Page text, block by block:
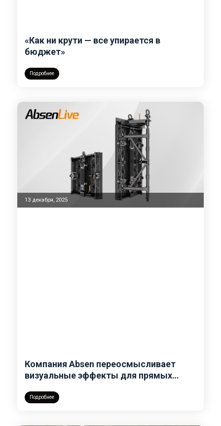
«Как ни крути — все упирается в
бюджет»
Подробнее
13 декабря, 2025
Компания Absen переосмысливает
визуальные эффекты для прямых
Подробнее